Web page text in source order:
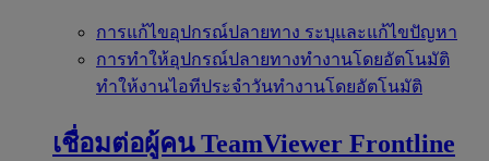
การแก้ไขอุปกรณ์ปลายทาง ระบุและแก้ไขปัญหา
การทำให้อุปกรณ์ปลายทางทำงานโดยอัตโนมัติ
ทำให้งานไอทีประจำวันทำงานโดยอัตโนมัติ
เชื่อมต่อผู้คน TeamViewer Frontline